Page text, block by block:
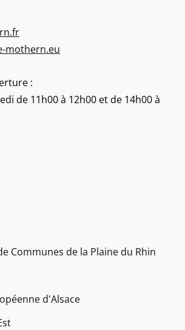
mothern.eu
:
de 11h00 à 12h00 et de 14h00 à
Communes de la Plaine du Rhin
d'Alsace